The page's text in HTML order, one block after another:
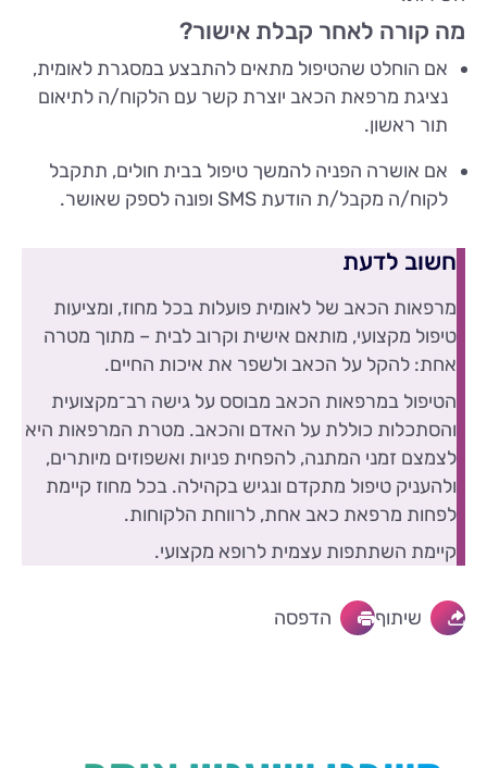
מה קורה לאחר קבלת אישור?
אם הוחלט שהטיפול מתאים להתבצע במסגרת לאומית,
נציגת מרפאת הכאב יוצרת קשר עם הלקוח/ה לתיאום
תור ראשון.
אם אושרה הפניה להמשך טיפול בבית חולים, תתקבל
לקוח/ה מקבל/ת הודעת SMS ופונה לספק שאושר.
חשוב לדעת
מרפאות הכאב של לאומית פועלות בכל מחוז, ומציעות
טיפול מקצועי, מותאם אישית וקרוב לבית – מתוך מטרה
אחת: להקל על הכאב ולשפר את איכות החיים.
הטיפול במרפאות הכאב מבוסס על גישה רב־מקצועית
והסתכלות כוללת על האדם והכאב. מטרת המרפאות היא
לצמצם זמני המתנה, להפחית פניות ואשפוזים מיותרים,
ולהעניק טיפול מתקדם ונגיש בקהילה. בכל מחוז קיימת
לפחות מרפאת כאב אחת, לרווחת הלקוחות.
קיימת השתתפות עצמית לרופא מקצועי.
שיתוף הדפסה